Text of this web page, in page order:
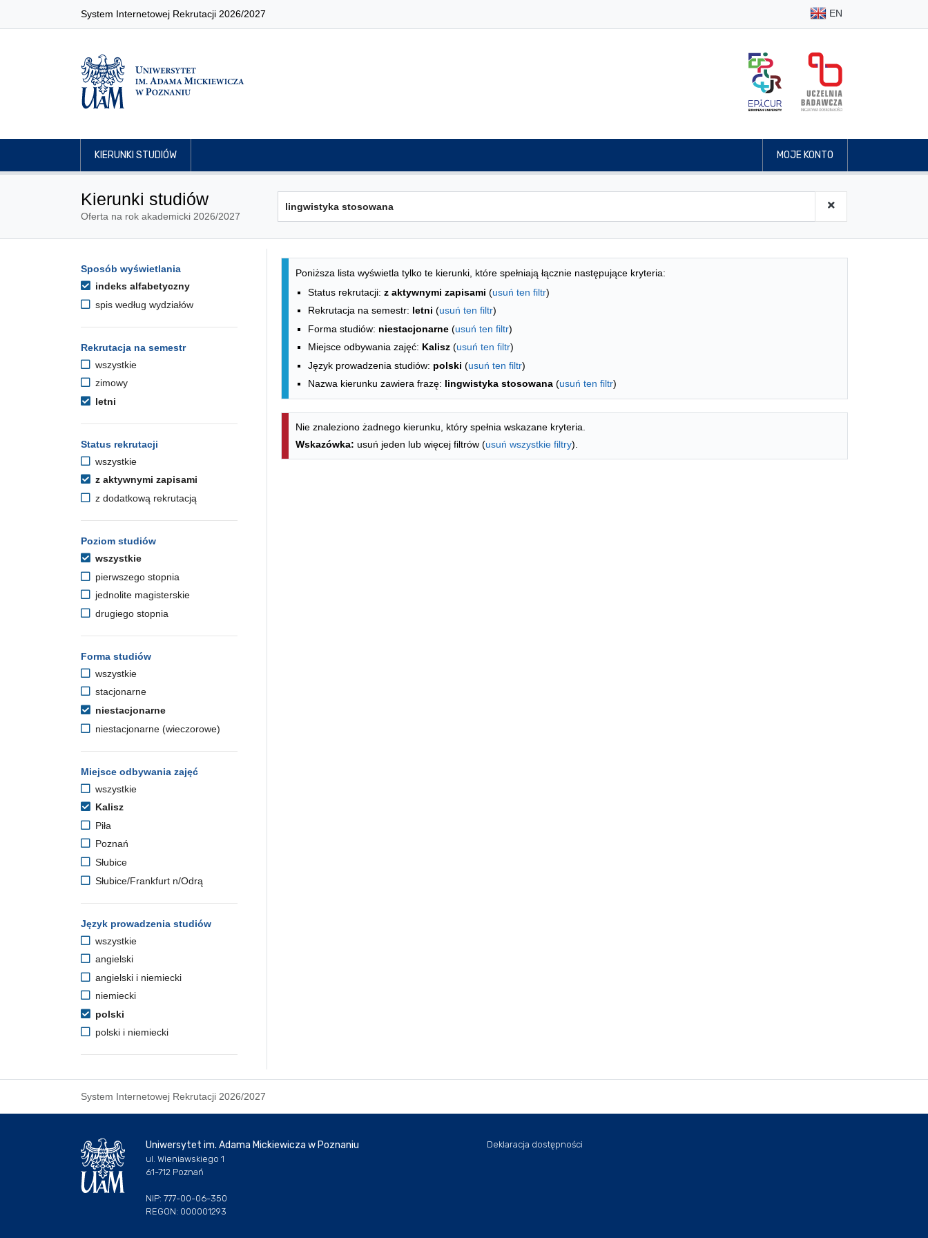
System Internetowej Rekrutacji 2026/2027 EN
KIERUNKI STUDIÓW MOJE KONTO
Kierunki studiów
Oferta na rok akademicki 2026/2027
Opcje filtrowania kierunków studiów
Przejdź do listy kierunków
Sposób wyświetlania
indeks alfabetyczny
spis według wydziałów
Rekrutacja na semestr
wszystkie
zimowy
letni
Status rekrutacji
wszystkie
z aktywnymi zapisami
z dodatkową rekrutacją
Poziom studiów
wszystkie
pierwszego stopnia
jednolite magisterskie
drugiego stopnia
Forma studiów
wszystkie
stacjonarne
niestacjonarne
niestacjonarne (wieczorowe)
Miejsce odbywania zajęć
wszystkie
Kalisz
Piła
Poznań
Słubice
Słubice/Frankfurt n/Odrą
Język prowadzenia studiów
wszystkie
angielski
angielski i niemiecki
niemiecki
polski
polski i niemiecki
Lista kierunków - indeks alfabetyczny
Poniższa lista wyświetla tylko te kierunki, które spełniają łącznie następujące kryteria:
Status rekrutacji: z aktywnymi zapisami (usuń ten filtr)
Rekrutacja na semestr: letni (usuń ten filtr)
Forma studiów: niestacjonarne (usuń ten filtr)
Miejsce odbywania zajęć: Kalisz (usuń ten filtr)
Język prowadzenia studiów: polski (usuń ten filtr)
Nazwa kierunku zawiera frazę: lingwistyka stosowana (usuń ten filtr)
Nie znaleziono żadnego kierunku, który spełnia wskazane kryteria.
Wskazówka: usuń jeden lub więcej filtrów (usuń wszystkie filtry).
System Internetowej Rekrutacji 2026/2027
Uniwersytet im. Adama Mickiewicza w Poznaniu
ul. Wieniawskiego 1
61-712 Poznań
NIP: 777-00-06-350
REGON: 000001293
Deklaracja dostępności